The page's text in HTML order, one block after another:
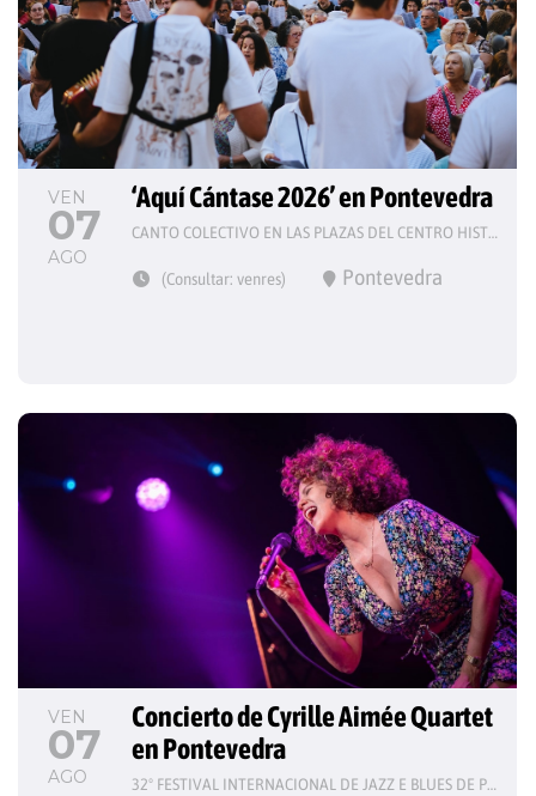
VEN
07
AGO
‘Aquí Cántase 2026’ en Pontevedra
CANTO COLECTIVO EN LAS PLAZAS DEL CENTRO HISTÓRICO
(Consultar: venres) Pontevedra
VEN
07
AGO
Concierto de Cyrille Aimée Quartet
en Pontevedra
32º FESTIVAL INTERNACIONAL DE JAZZ E BLUES DE PONTEVEDRA